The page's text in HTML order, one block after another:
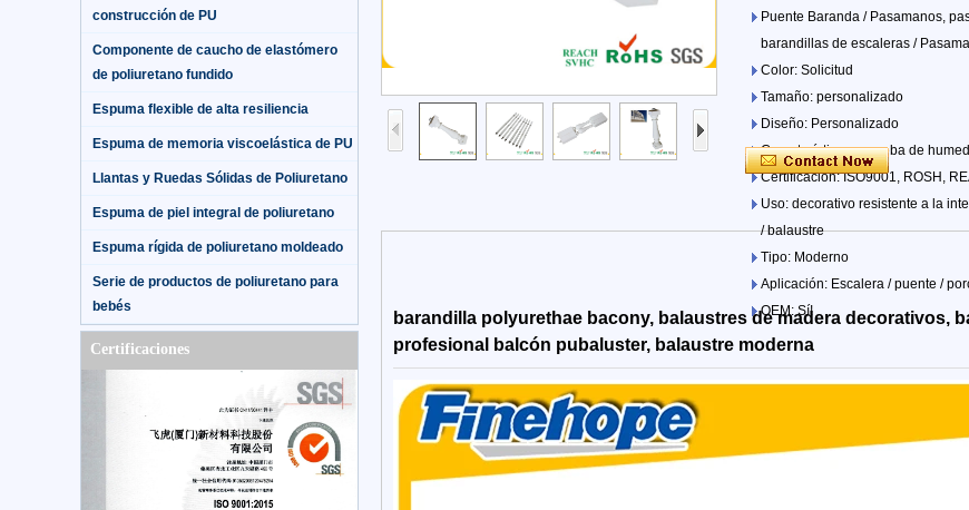
construcción de PU
Componente de caucho de elastómero
de poliuretano fundido
Espuma flexible de alta resiliencia
Espuma de memoria viscoelástica de PU
Llantas y Ruedas Sólidas de Poliuretano
Espuma de piel integral de poliuretano
Espuma rígida de poliuretano moldeado
Serie de productos de poliuretano para
bebés
Certificaciones
Puente Baranda / Pasamanos,
barandillas de escaleras /
Color: Solicitud
Tamaño: personalizado
Diseño: Personalizado
Característica: a prueba de
Certificación: ISO9001, ROSH,
Uso: decorativo resistente a la
/ balaustre
Tipo: Moderno
Aplicación: Escalera / puente /
OEM: Sí!
barandilla polyurethae bacony, balaustres de madera decorativos,
profesional balcón pubaluster, balaustre moderna